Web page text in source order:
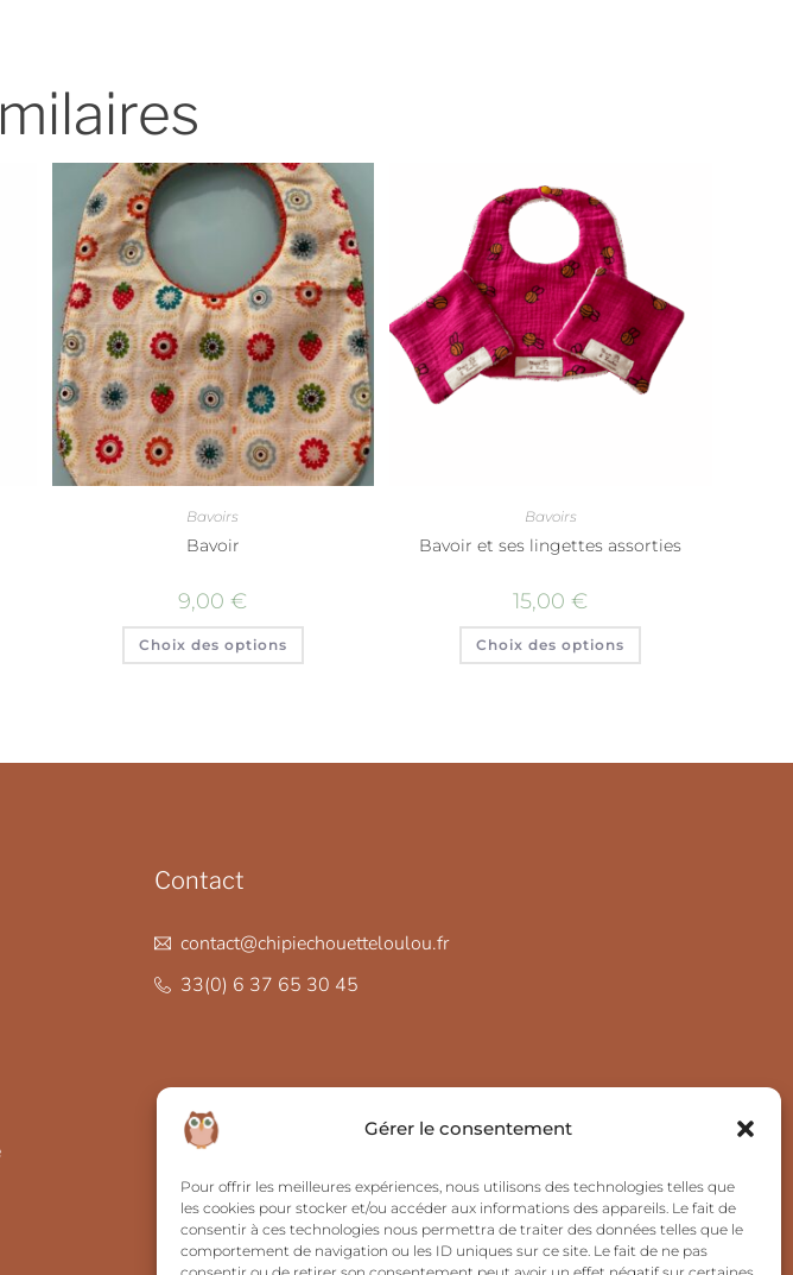
Gérer le consentement
Pour offrir les meilleures expériences, nous utilisons des technologies telles que
les cookies pour stocker et/ou accéder aux informations des appareils. Le fait de
consentir à ces technologies nous permettra de traiter des données telles que le
comportement de navigation ou les ID uniques sur ce site. Le fait de ne pas
Bavoirs
Bavoir
9,00€
Choix des options
Bavoirs
Bavoir et ses lingettes assorties
15,00€
Choix des options
Contact
contact@chipiechouetteloulou.fr
33(0) 6 37 65 30 45